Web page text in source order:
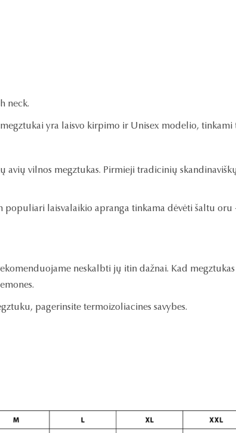
neck.
yra laisvo kirpimo ir Unisex modelio, tinkami
avių vilnos megztukas. Pirmieji tradicinių
populiari laisvalaikio apranga tinkama dėvėti šaltu
neskalbti jų itin dažnai. Kad
pagerinsite termoizoliacines savybes.